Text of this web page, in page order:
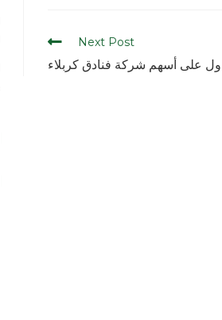
Next Post
على أسهم شركة فنادق كربلاء